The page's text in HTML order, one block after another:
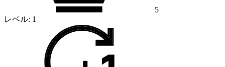
5
レベル: 1